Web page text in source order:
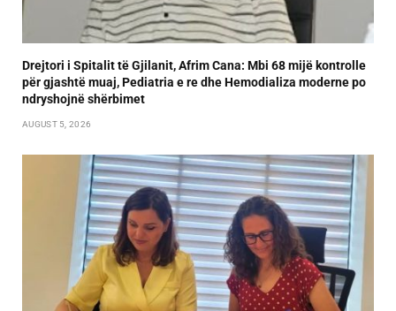
Drejtori i Spitalit të Gjilanit, Afrim Cana: Mbi 68 mijë kontrolle
për gjashtë muaj, Pediatria e re dhe Hemodializa moderne po
ndryshojnë shërbimet
AUGUST 5, 2026